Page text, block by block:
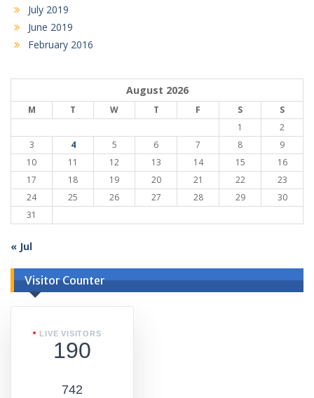
July 2019
June 2019
February 2016
August 2026
M T W T F S
S
1
2
3
4 5 6 7 8
9
10
11 12 13 14 15
16
17
18 19 20 21 22
23
24
25 26 27 28 29
30
31
« Jul
Visitor Counter
LIVE VISITORS
190
742